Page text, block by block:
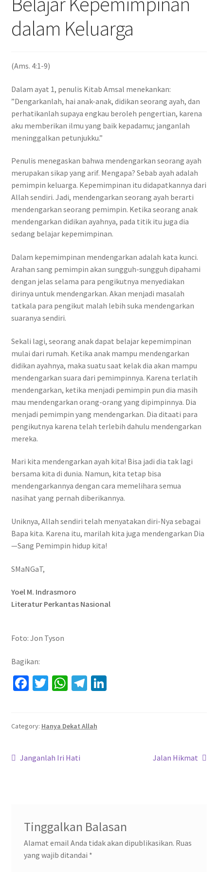
dalam Keluarga
(Ams. 4:1-9)
Dalam ayat 1, penulis Kitab Amsal menekankan:
”Dengarkanlah, hai anak-anak, didikan seorang ayah, dan
perhatikanlah supaya engkau beroleh pengertian, karena
aku memberikan ilmu yang baik kepadamu; janganlah
meninggalkan petunjukku.”
Penulis menegaskan bahwa mendengarkan seorang ayah
merupakan sikap yang arif. Mengapa? Sebab ayah adalah
pemimpin keluarga. Kepemimpinan itu didapatkannya dari
Allah sendiri. Jadi, mendengarkan seorang ayah berarti
mendengarkan seorang pemimpin. Ketika seorang anak
mendengarkan didikan ayahnya, pada titik itu juga dia
sedang belajar kepemimpinan.
Dalam kepemimpinan mendengarkan adalah kata kunci.
Arahan sang pemimpin akan sungguh-sungguh dipahami
dengan jelas selama para pengikutnya menyediakan
dirinya untuk mendengarkan. Akan menjadi masalah
tatkala para pengikut malah lebih suka mendengarkan
suaranya sendiri.
Sekali lagi, seorang anak dapat belajar kepemimpinan
mulai dari rumah. Ketika anak mampu mendengarkan
didikan ayahnya, maka suatu saat kelak dia akan mampu
mendengarkan suara dari pemimpinnya. Karena terlatih
mendengarkan, ketika menjadi pemimpin pun dia masih
mau mendengarkan orang-orang yang dipimpinnya. Dia
menjadi pemimpin yang mendengarkan. Dia ditaati para
pengikutnya karena telah terlebih dahulu mendengarkan
mereka.
Mari kita mendengarkan ayah kita! Bisa jadi dia tak lagi
bersama kita di dunia. Namun, kita tetap bisa
mendengarkannya dengan cara memelihara semua
nasihat yang pernah diberikannya.
Uniknya, Allah sendiri telah menyatakan diri-Nya sebagai
Bapa kita. Karena itu, marilah kita juga mendengarkan Dia
—Sang Pemimpin hidup kita!
SMaNGaT,
Yoel M. Indrasmoro
Literatur Perkantas Nasional
Foto: Jon Tyson
Bagikan:
Fa
o
k
T
er
W
sA
p
Te
a
Li
Category: Hanya Dekat Allah
Navigasi
Previous
Janganlah Iri Hati
Next
Jalan Hikmat
Tinggalkan Balasan
Alamat email Anda tidak akan dipublikasikan. Ruas
yang wajib ditandai *